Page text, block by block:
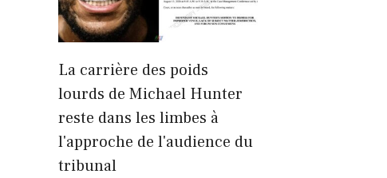
La carrière des poids
lourds de Michael Hunter
reste dans les limbes à
l'approche de l'audience du
tribunal